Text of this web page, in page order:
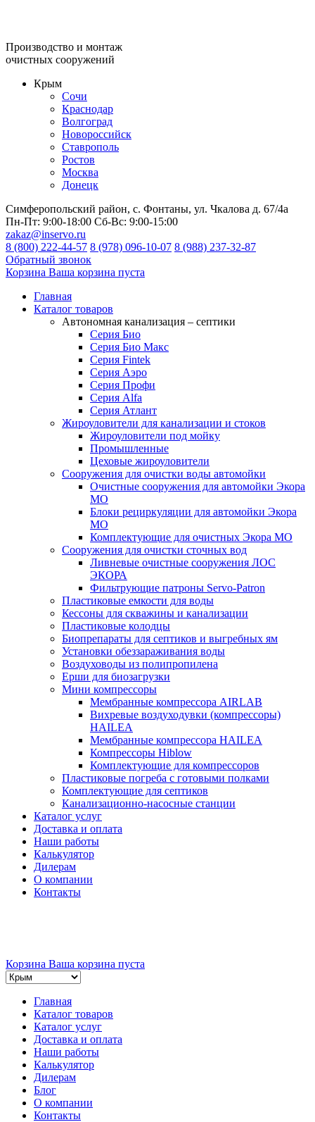
Производство и монтаж
очистных сооружений
Крым
Сочи
Краснодар
Волгоград
Новороссийск
Ставрополь
Ростов
Москва
Донецк
Симферопольский район, с. Фонтаны, ул. Чкалова д. 67/4а
Пн-Пт: 9:00-18:00 Сб-Вс: 9:00-15:00
zakaz@inservo.ru
8 (800) 222-44-57 8 (978) 096-10-07 8 (988) 237-32-87
Обратный звонок
Корзина Ваша корзина пуста
Главная
Каталог товаров
Автономная канализация – септики
Серия Био
Серия Био Макс
Серия Fintek
Серия Аэро
Серия Профи
Серия Alfa
Серия Атлант
Жироуловители для канализации и стоков
Жироуловители под мойку
Промышленные
Цеховые жироуловители
Сооружения для очистки воды автомойки
Очистные сооружения для автомойки Экора
МО
Блоки рециркуляции для автомойки Экора
МО
Комплектующие для очистных Экора МО
Сооружения для очистки сточных вод
Ливневые очистные сооружения ЛОС
ЭКОРА
Фильтрующие патроны Servo-Patron
Пластиковые емкости для воды
Кессоны для скважины и канализации
Пластиковые колодцы
Биопрепараты для септиков и выгребных ям
Установки обеззараживания воды
Воздуховоды из полипропилена
Ерши для биозагрузки
Мини компрессоры
Мембранные компрессора AIRLAB
Вихревые воздуходувки (компрессоры)
HAILEA
Мембранные компрессора HAILEA
Компрессоры Hiblow
Комплектующие для компрессоров
Пластиковые погреба с готовыми полками
Комплектующие для септиков
Канализационно-насосные станции
Каталог услуг
Доставка и оплата
Наши работы
Калькулятор
Дилерам
О компании
Контакты
Корзина Ваша корзина пуста
Главная
Каталог товаров
Каталог услуг
Доставка и оплата
Наши работы
Калькулятор
Дилерам
Блог
О компании
Контакты